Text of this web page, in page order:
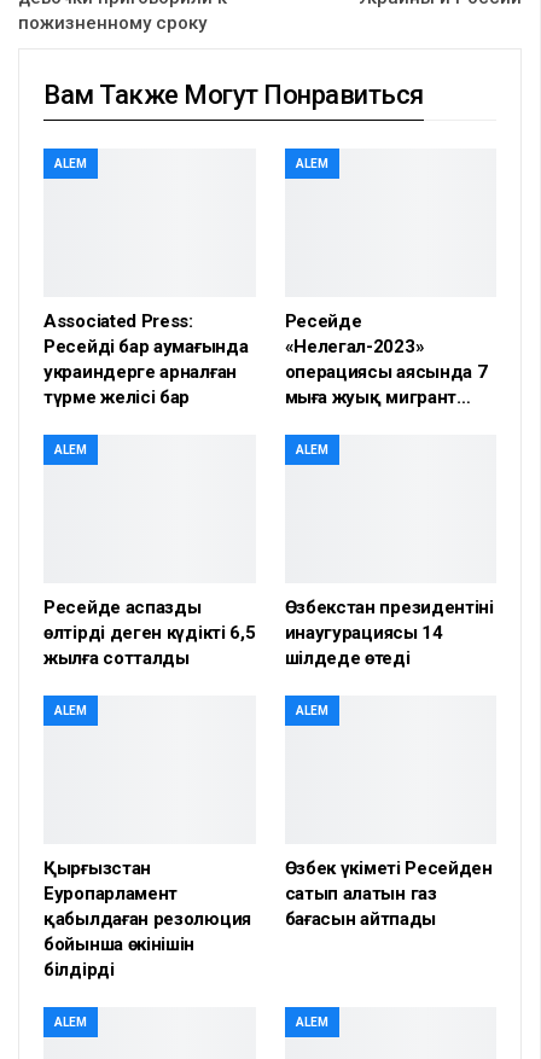
пожизненному сроку
Вам Также Могут Понравиться
ALEM
Associated Press:
Ресейдің бар аумағында
украиндерге арналған
түрме желісі бар
ALEM
Ресейде
«Нелегал-2023»
операциясы аясында 7
мыңға жуық мигрант…
ALEM
Ресейде аспазды
өлтірді деген күдікті 6,5
жылға сотталды
ALEM
Өзбекстан президентінің
инаугурациясы 14
шілдеде өтеді
ALEM
Қырғызстан
Еуропарламент
қабылдаған резолюция
бойынша өкінішін
білдірді
ALEM
Өзбек үкіметі Ресейден
сатып алатын газ
бағасын айтпады
ALEM ALEM